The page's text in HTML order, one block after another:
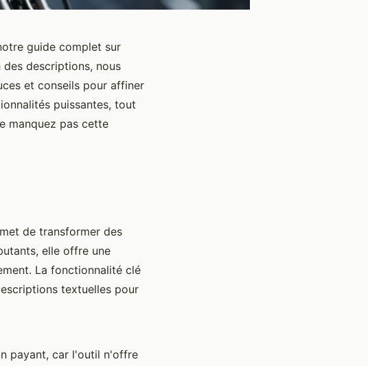
guide complet sur
descriptions, nous
et conseils pour affiner
puissantes, tout
manquez pas cette
de transformer des
elle offre une
La fonctionnalité clé
textuelles pour
payant, car l'outil n'offre